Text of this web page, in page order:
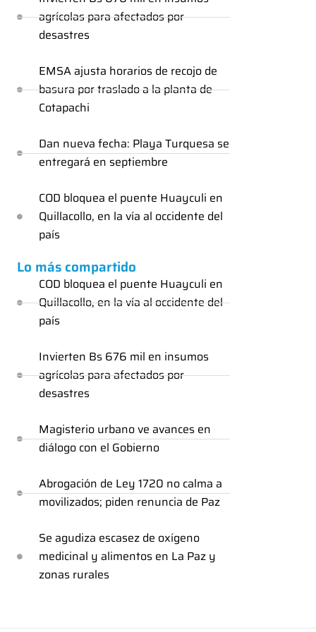
agrícolas para afectados por
desastres
EMSA ajusta horarios de recojo de
basura por traslado a la planta de
Cotapachi
Dan nueva fecha: Playa Turquesa se
entregará en septiembre
COD bloquea el puente Huayculi en
Quillacollo, en la vía al occidente del
país
Lo más compartido
COD bloquea el puente Huayculi en
Quillacollo, en la vía al occidente del
país
Invierten Bs 676 mil en insumos
agrícolas para afectados por
desastres
Magisterio urbano ve avances en
diálogo con el Gobierno
Abrogación de Ley 1720 no calma a
movilizados; piden renuncia de Paz
Se agudiza escasez de oxígeno
medicinal y alimentos en La Paz y
zonas rurales